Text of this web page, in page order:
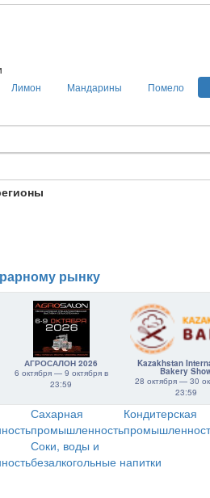
Лимон Мандарины Помело
рынку
АГРОСАЛОН 2026
6 октября — 9 октября в
23:59
Kazakhstan
Bakery
28 октября — 30
23:59
Сахарная
промышленность
Кондитерская
Соки, воды и
безалкогольные напитки